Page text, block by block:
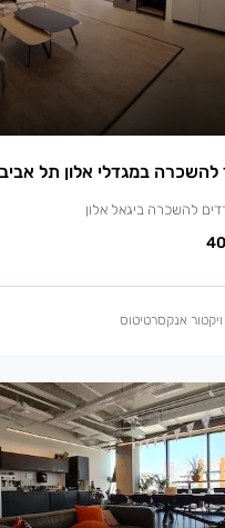
במגדלי אלון תל אביב 400 מ״ר
להשכרה ביגאל אלון
ויקטור אנקסרטיטוס